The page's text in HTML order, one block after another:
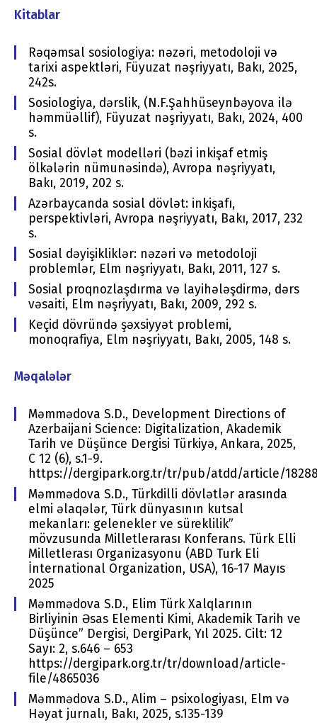
Kitablar
Rəqəmsal sosiologiya: nəzəri, metodoloji və
tarixi aspektləri, Füyuzat nəşriyyatı, Bakı, 2025,
242s.
Sosiologiya, dərslik, (N.F.Şahhüseynbəyova ilə
həmmüəllif), Füyuzat nəşriyyatı, Bakı, 2024, 400
s.
Sosial dövlət modelləri (bəzi inkişaf etmiş
ölkələrin nümunəsində), Avropa nəşriyyatı,
Bakı, 2019, 202 s.
Azərbaycanda sosial dövlət: inkişafı,
perspektivləri, Avropa nəşriyyatı, Bakı, 2017, 232
s.
Sosial dəyişikliklər: nəzəri və metodoloji
problemlər, Elm nəşriyyatı, Bakı, 2011, 127 s.
Sosial proqnozlaşdırma və layihələşdirmə, dərs
vəsaiti, Elm nəşriyyatı, Bakı, 2009, 292 s.
Keçid dövründə şəxsiyyət problemi,
monoqrafiya, Elm nəşriyyatı, Bakı, 2005, 148 s.
Məqalələr
Məmmədova S.D., Development Directions of
Azerbaijani Science: Digitalization, Akademik
Tarih ve Düşünce Dergisi Türkiyə, Ankara, 2025,
C 12 (6), s.1-9.
https://dergipark.org.tr/tr/pub/atdd/article/
Məmmədova S.D., Türkdilli dövlətlər arasında
elmi əlaqələr, Türk dünyasının kutsal
mekanları: gelenekler ve süreklilik”
mövzusunda Milletlerarası Konferans. Türk Elli
Milletlerası Organizasyonu (ABD Turk Eli
İnternational Organization, USA), 16-17 Mayıs
2025
Məmmədova S.D., Elim Türk Xalqlarının
Birliyinin Əsas Elementi Kimi, Akademik Tarih ve
Düşünce” Dergisi, DergiPark, Yıl 2025. Cilt: 12
Sayı: 2, s.646 – 653
https://dergipark.org.tr/tr/download/article-
file/4865036
Məmmədova S.D., Alim – psixologiyası, Elm və
Həyat jurnalı, Bakı, 2025, s.135-139